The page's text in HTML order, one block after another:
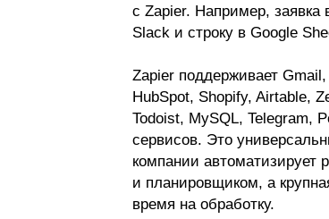
с Zapier. Например, заявка
Slack и строку в Google
Zapier поддерживает
HubSpot, Shopify, Airtable,
Todoist, MySQL, Telegram,
сервисов. Это
компании автоматизирует
и планировщиком, а
время на обработку.